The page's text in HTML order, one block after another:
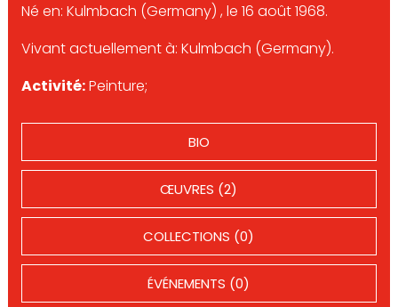
Né en: Kulmbach (Germany) , le 16 août 1968.
Vivant actuellement à: Kulmbach (Germany).
Activité:Peinture;
BIO
ŒUVRES (2)
COLLECTIONS (0)
ÉVÉNEMENTS (0)